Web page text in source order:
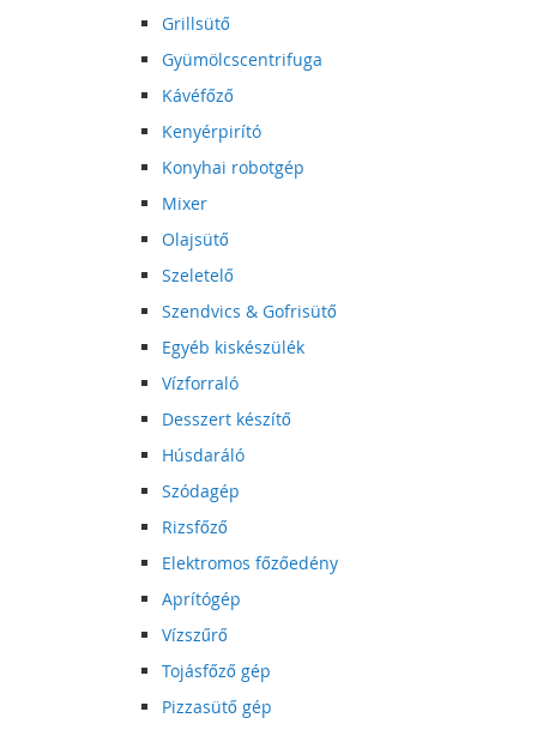
Grillsütő
Gyümölcscentrifuga
Kávéfőző
Kenyérpirító
Konyhai robotgép
Mixer
Olajsütő
Szeletelő
Szendvics & Gofrisütő
Egyéb kiskészülék
Vízforraló
Desszert készítő
Húsdaráló
Szódagép
Rizsfőző
Elektromos főzőedény
Aprítógép
Vízszűrő
Tojásfőző gép
Pizzasütő gép